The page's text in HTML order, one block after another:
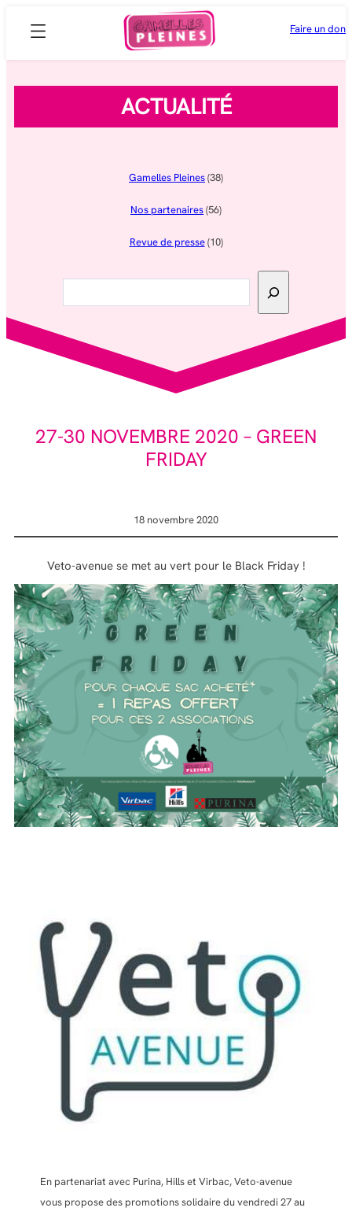
Faire un don
ACTUALITÉ
Gamelles Pleines(38)
Nos partenaires(56)
Revue de presse(10)
Rechercher
27-30 NOVEMBRE 2020 – GREEN
FRIDAY
18 novembre 2020
Veto-avenue se met au vert pour le Black Friday !
En partenariat avec Purina, Hills et Virbac, Veto-avenue
vous propose des promotions solidaire du vendredi 27 au